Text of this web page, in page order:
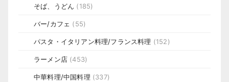
そば、うどん (185)
バー/カフェ (55)
パスタ・イタリアン料理/フランス料理 (152)
ラーメン店 (453)
中華料理/中国料理 (337)